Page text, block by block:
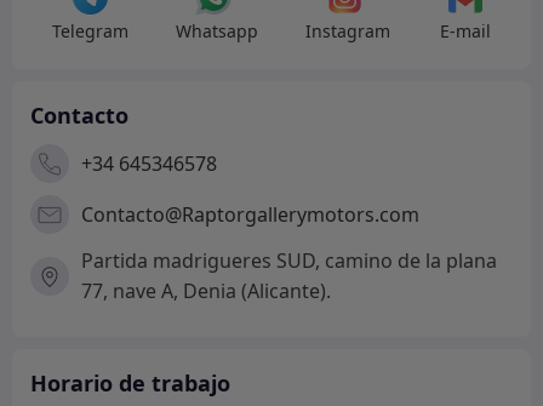
Telegram Whatsapp Instagram E-mail
Contacto
+34 645346578
Contacto@Raptorgallerymotors.com
Partida madrigueres SUD, camino de la plana
77, nave A, Denia (Alicante).
Horario de trabajo